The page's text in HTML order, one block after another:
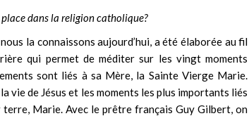
place dans la religion catholique?
la connaissons aujourd’hui, a été élaborée au fil
qui permet de méditer sur les vingt moments
sont liés à sa Mère, la Sainte Vierge Marie.
vie de Jésus et les moments les plus importants liés
Marie. Avec le prêtre français Guy Gilbert, on